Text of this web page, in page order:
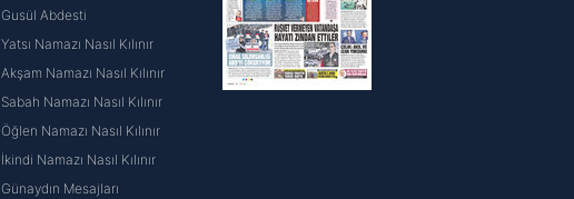
Gusül Abdesti
Yatsı Namazı Nasıl Kılınır
Akşam Namazı Nasıl Kılınır
Sabah Namazı Nasıl Kılınır
Öğlen Namazı Nasıl Kılınır
İkindi Namazı Nasıl Kılınır
Günaydın Mesajları